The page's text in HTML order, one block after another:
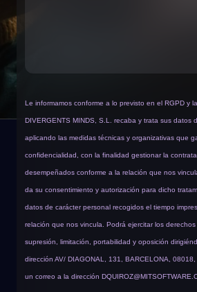
Le informamos conforme a lo previsto en el RGPD y
DIVERGENTS MINDS, S.L. recaba y trata sus datos
aplicando las medidas técnicas y organizativas que
confidencialidad, con la finalidad gestionar la
desempeñados conforme a la relación que nos
da su consentimiento y autorización para dicho
datos de carácter personal recogidos el tiempo
relación que nos vincula. Podrá ejercitar los
supresión, limitación, portabilidad y oposición
dirección AV/ DIAGONAL, 131, BARCELONA,
un correo a la dirección